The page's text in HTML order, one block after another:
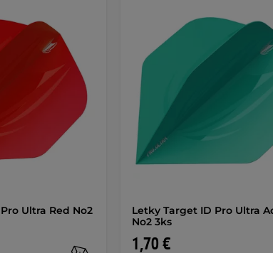
Ultra Red No2
Letky Target ID Pro Ultra
No2 3ks
1,70 €